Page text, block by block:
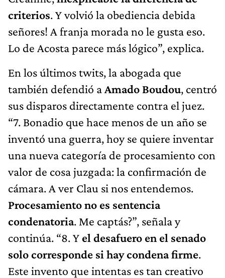
criterios. Y volvió la obediencia debida
señores! A franja morada no le gusta eso.
Lo de Acosta parece más lógico”, explica.
En los últimos twits, la abogada que
también defendió aAmado Boudou, centró
sus disparos directamente contra el juez.
“7. Bonadio que hace menos de un año se
inventó una guerra, hoy se quiere inventar
una nueva categoría de procesamiento con
valor de cosa juzgada: la confirmación de
cámara. A ver Clau si nos entendemos.
Procesamiento no es sentencia
condenatoria. Me captás?”, señala y
continúa. “8. Y el desafuero en el senado
solo corresponde si hay condena firme.
Este invento que intentas es tan creativo